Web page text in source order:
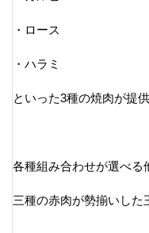
・ロース
・ハラミ
といった3種の焼肉が提
各種組み合わせが選べる
三種の赤肉が勢揃いした